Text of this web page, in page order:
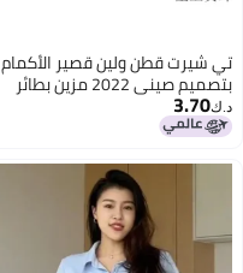
تي شيرت قطن ولين قصير الأكمام
بتصميم صيني 2022 مزين بطائر
الكركي بدلة تانغ هانفو قميص
نصف الأكمام
د.ك‏3.70